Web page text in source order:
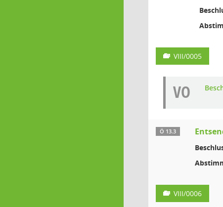
VIII/0005
VO
Ö 13.3
VIII/0006